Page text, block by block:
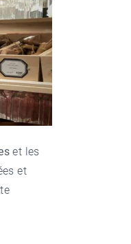
et les
et